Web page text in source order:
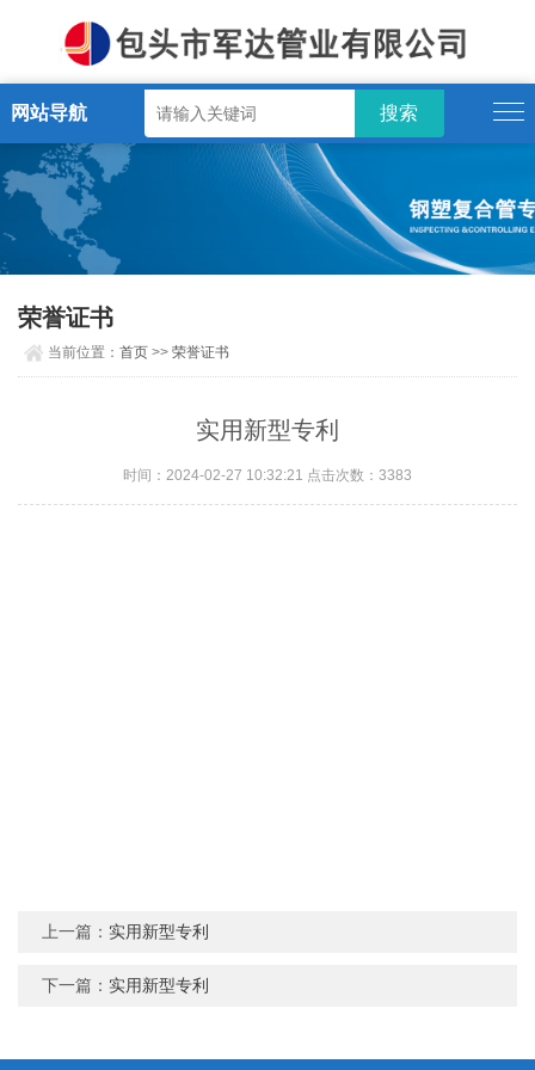
网站导航
荣誉证书
当前位置：首页 >>荣誉证书
实用新型专利
时间：2024-02-27 10:32:21 点击次数：3383
上一篇： 实用新型专利
下一篇： 实用新型专利